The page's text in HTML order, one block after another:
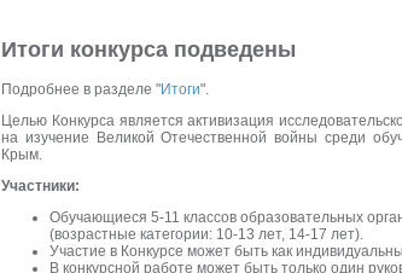
Итоги конкурса подведены
Подробнее в разделе "Итоги".
Целью Конкурса является активизация
на изучение Великой Отечественной войны среди
Крым.
Участники:
Обучающиеся 5-11 классов образовательных
(возрастные категории: 10-13 лет, 14-17 лет).
Участие в Конкурсе может быть как
В конкурсной работе может быть только один